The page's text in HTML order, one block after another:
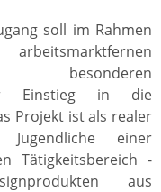
soll im Rahmen
Einstieg in die
Projekt ist als realer
einer
Tätigkeitsbereich -
aus